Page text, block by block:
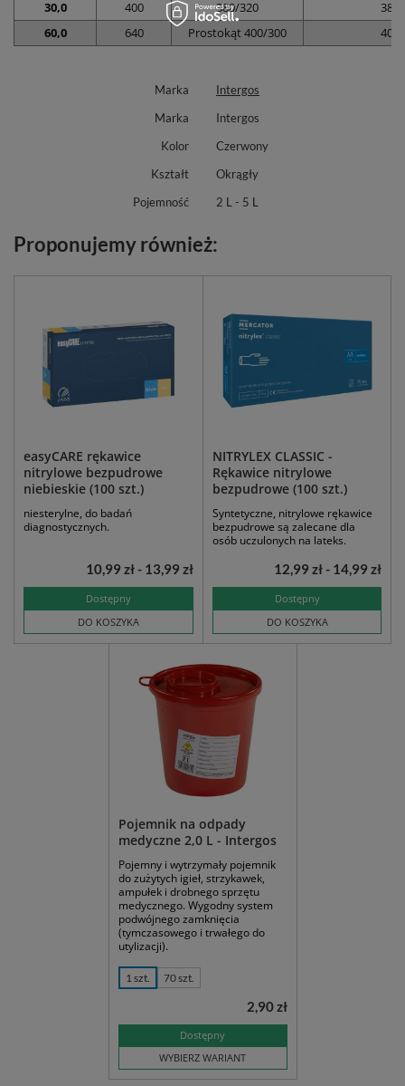
30,0
400 380/320
380
60,0
640 Prostokąt 400/300 400
Marka
Intergos
Marka
Intergos
Kolor
Czerwony
Kształt
Okrągły
Pojemność
2 L - 5 L
Proponujemy również:
easyCARE rękawice
nitrylowe bezpudrowe
niebieskie (100 szt.)
niesterylne, do badań
diagnostycznych.
Dostępny
DO KOSZYKA
10,99 zł - 13,99 zł
NITRYLEX CLASSIC -
Rękawice nitrylowe
bezpudrowe (100 szt.)
Syntetyczne, nitrylowe rękawice
bezpudrowe są zalecane dla
osób uczulonych na lateks.
Dostępny
DO KOSZYKA
12,99 zł - 14,99 zł
Pojemnik na odpady
medyczne 2,0 L - Intergos
Pojemny i wytrzymały pojemnik
do zużytych igieł, strzykawek,
ampułek i drobnego sprzętu
medycznego. Wygodny system
podwójnego zamknięcia
(tymczasowego i trwałego do
utylizacji).
1 szt. 70 szt.
Dostępny
WYBIERZ WARIANT
2,90 zł